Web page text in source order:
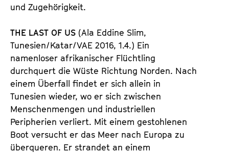
und Zugehörigkeit.
THE LAST OF US (Ala Eddine Slim,
Tunesien/Katar/VAE 2016, 1.4.) Ein
namenloser afrikanischer Flüchtling
durchquert die Wüste Richtung Norden. Nach
einem Überfall findet er sich allein in
Tunesien wieder, wo er sich zwischen
Menschenmengen und industriellen
Peripherien verliert. Mit einem gestohlenen
Boot versucht er das Meer nach Europa zu
überqueren. Er strandet an einem